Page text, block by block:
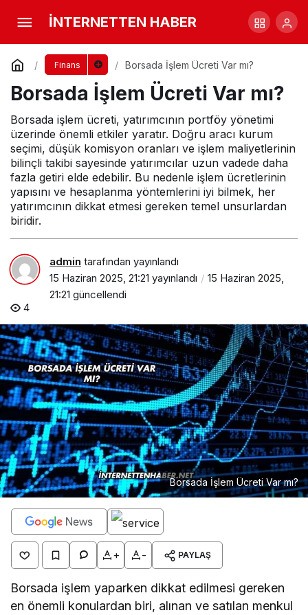
İNTERNETTEN HABER
Finans Borsada İşlem Ücreti Var mı?
Borsada İşlem Ücreti Var mı?
Borsada işlem ücreti, yatırımcının portföy yönetimi
üzerinde önemli etkiler yaratır. Doğru aracı kurum
seçimi, düşük komisyon oranları ve işlem maliyetlerinin
bilinçli takibi sayesinde yatırımcılar uzun vadede daha
fazla getiri elde edebilir. Bu nedenle işlem ücretlerinin
yapısını ve hesaplanma yöntemlerini iyi bilmek, her
yatırımcının dikkat etmesi gereken temel unsurlardan
biridir.
admin tarafından yayınlandı
15 Haziran 2025, 21:21 yayınlandı
15 Haziran 2025,
21:21 güncellendi
4
Borsada İşlem Ücreti Var mı?
+ - PAYLAŞ
Borsada işlem yaparken dikkat edilmesi gereken
en önemli konulardan biri, alınan ve satılan menkul
Borsada İşlem Ücreti Var mı?
Yorum Yap